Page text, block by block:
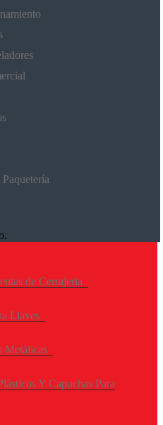
de Cerrajeria
Llaves
Metálicas
Y Capuchas Para